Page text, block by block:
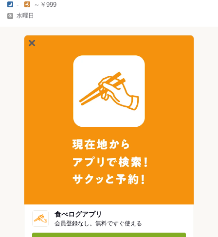
- ～￥999
水曜日
食べログアプリ
会員登録なし。無料ですぐ使える